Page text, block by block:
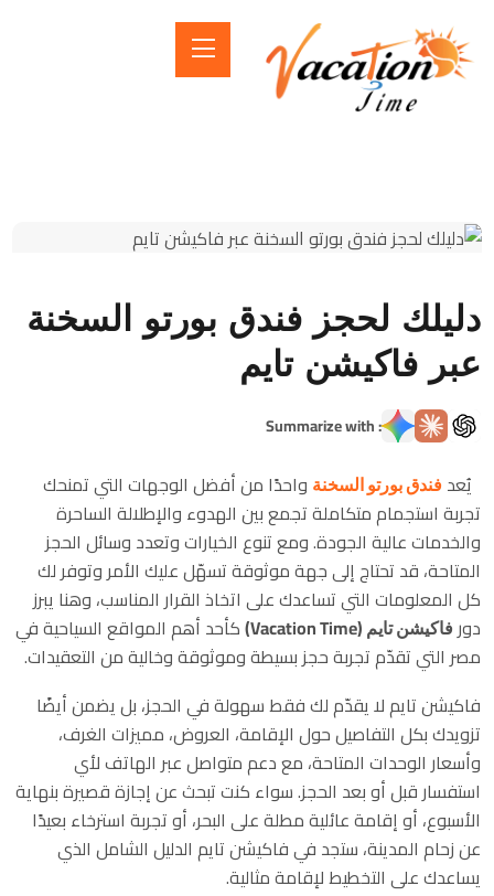
دليلك لحجز فندق بورتو السخنة
عبر فاكيشن تايم
: Summarize with
يُعدفندق بورتو السخنة واحدًا من أفضل الوجهات التي تمنحك
تجربة استجمام متكاملة تجمع بين الهدوء والإطلالة الساحرة
والخدمات عالية الجودة. ومع تنوع الخيارات وتعدد وسائل الحجز
المتاحة، قد تحتاج إلى جهة موثوقة تسهّل عليك الأمر وتوفر لك
كل المعلومات التي تساعدك على اتخاذ القرار المناسب، وهنا يبرز
دورفاكيشن تايم (Vacation Time)
كأحد أهم المواقع السياحية في
مصر التي تقدّم تجربة حجز بسيطة وموثوقة وخالية من التعقيدات.
فاكيشن تايم لا يقدّم لك فقط سهولة في الحجز، بل يضمن أيضًا
تزويدك بكل التفاصيل حول الإقامة، العروض، مميزات الغرف،
وأسعار الوحدات المتاحة، مع دعم متواصل عبر الهاتف لأي
استفسار قبل أو بعد الحجز. سواء كنت تبحث عن إجازة قصيرة بنهاية
الأسبوع، أو إقامة عائلية مطلة على البحر، أو تجربة استرخاء بعيدًا
عن زحام المدينة، ستجد في فاكيشن تايم الدليل الشامل الذي
يساعدك على التخطيط لإقامة مثالية.